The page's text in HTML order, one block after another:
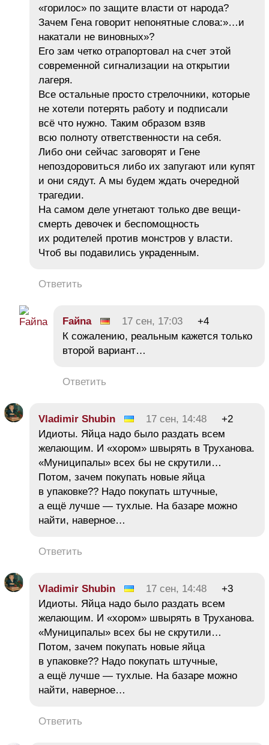
«горилос» по защите власти от народа?
Зачем Гена говорит непонятные слова:»…и
накатали не виновных»?
Его зам четко отрапортовал на счет этой
современной сигнализации на открытии
лагеря.
Все остальные просто стрелочники, которые
не хотели потерять работу и подписали
всё что нужно. Таким образом взяв
всю полноту ответственности на себя.
Либо они сейчас заговорят и Гене
непоздоровиться либо их запугают или купят
и они сядут. А мы будем ждать очередной
трагедии.
На самом деле угнетают только две вещи-
смерть девочек и беспомощность
их родителей против монстров у власти.
Чтоб вы подавились украденным.
Ответить
Faйna 17 сен, 17:03
+4
К сожалению, реальным кажется только
второй вариант…
Ответить
Vladimir Shubin 17 сен, 14:48
+2
Идиоты. Яйца надо было раздать всем
желающим. И «хором» швырять в Труханова.
«Муниципалы» всех бы не скрутили…
Потом, зачем покупать новые яйца
в упаковке?? Надо покупать штучные,
а ещё лучше — тухлые. На базаре можно
найти, наверное…
Ответить
Vladimir Shubin 17 сен, 14:48
+3
Идиоты. Яйца надо было раздать всем
желающим. И «хором» швырять в Труханова.
«Муниципалы» всех бы не скрутили…
Потом, зачем покупать новые яйца
в упаковке?? Надо покупать штучные,
а ещё лучше — тухлые. На базаре можно
найти, наверное…
Ответить